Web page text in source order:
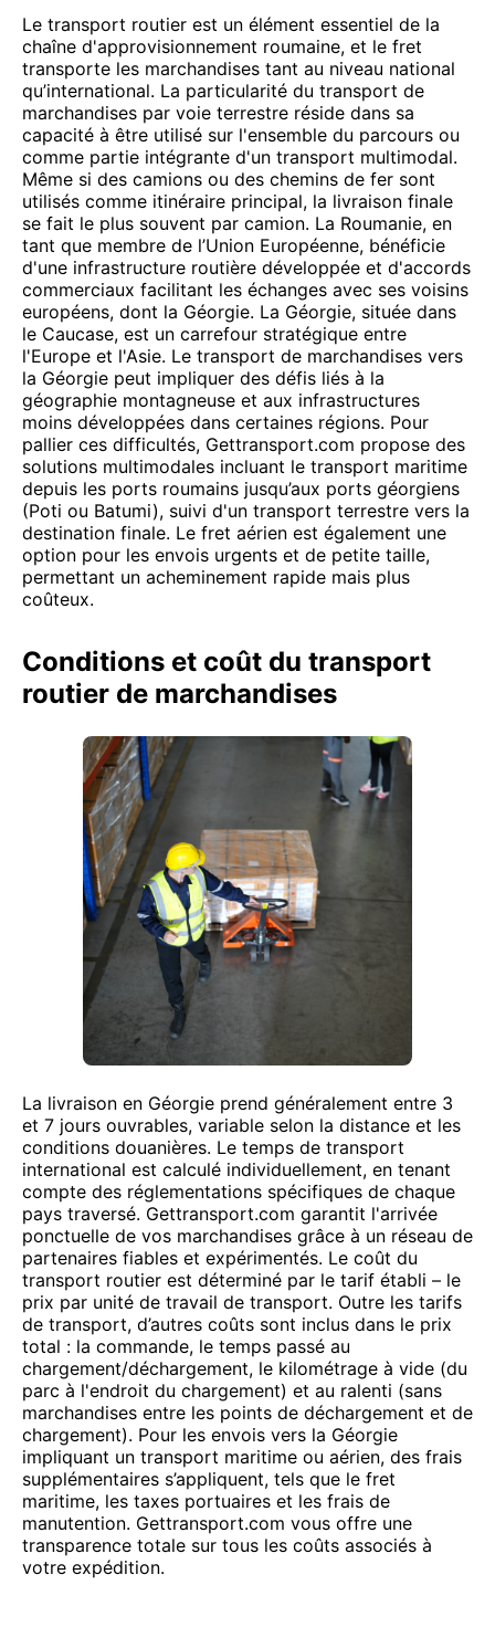
Le transport routier est un élément essentiel de la
chaîne d'approvisionnement roumaine, et le fret
transporte les marchandises tant au niveau national
qu’international. La particularité du transport de
marchandises par voie terrestre réside dans sa
capacité à être utilisé sur l'ensemble du parcours ou
comme partie intégrante d'un transport multimodal.
Même si des camions ou des chemins de fer sont
utilisés comme itinéraire principal, la livraison finale
se fait le plus souvent par camion. La Roumanie, en
tant que membre de l’Union Européenne, bénéficie
d'une infrastructure routière développée et d'accords
commerciaux facilitant les échanges avec ses voisins
européens, dont la Géorgie. La Géorgie, située dans
le Caucase, est un carrefour stratégique entre
l'Europe et l'Asie. Le transport de marchandises vers
la Géorgie peut impliquer des défis liés à la
géographie montagneuse et aux infrastructures
moins développées dans certaines régions. Pour
pallier ces difficultés, Gettransport.com propose des
solutions multimodales incluant le transport maritime
depuis les ports roumains jusqu’aux ports géorgiens
(Poti ou Batumi), suivi d'un transport terrestre vers la
destination finale. Le fret aérien est également une
option pour les envois urgents et de petite taille,
permettant un acheminement rapide mais plus
coûteux.
Conditions et coût du transport
routier de marchandises
La livraison en Géorgie prend généralement entre 3
et 7 jours ouvrables, variable selon la distance et les
conditions douanières. Le temps de transport
international est calculé individuellement, en tenant
compte des réglementations spécifiques de chaque
pays traversé. Gettransport.com garantit l'arrivée
ponctuelle de vos marchandises grâce à un réseau de
partenaires fiables et expérimentés. Le coût du
transport routier est déterminé par le tarif établi – le
prix par unité de travail de transport. Outre les tarifs
de transport, d’autres coûts sont inclus dans le prix
total : la commande, le temps passé au
chargement/déchargement, le kilométrage à vide (du
parc à l'endroit du chargement) et au ralenti (sans
marchandises entre les points de déchargement et de
chargement). Pour les envois vers la Géorgie
impliquant un transport maritime ou aérien, des frais
supplémentaires s’appliquent, tels que le fret
maritime, les taxes portuaires et les frais de
manutention. Gettransport.com vous offre une
transparence totale sur tous les coûts associés à
votre expédition.